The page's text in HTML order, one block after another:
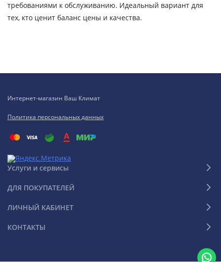
требованиями к обслуживанию. Идеальный вариант для
тех, кто ценит баланс цены и качества.
Интернет-магазин Ваш Климат
Политика персональных данных
Услуги и сервисы
ДЛЯ ПОКУПАТЕЛЕЙ
ЛИЧНЫЙ КАБИНЕТ
КОНТАКТЫ